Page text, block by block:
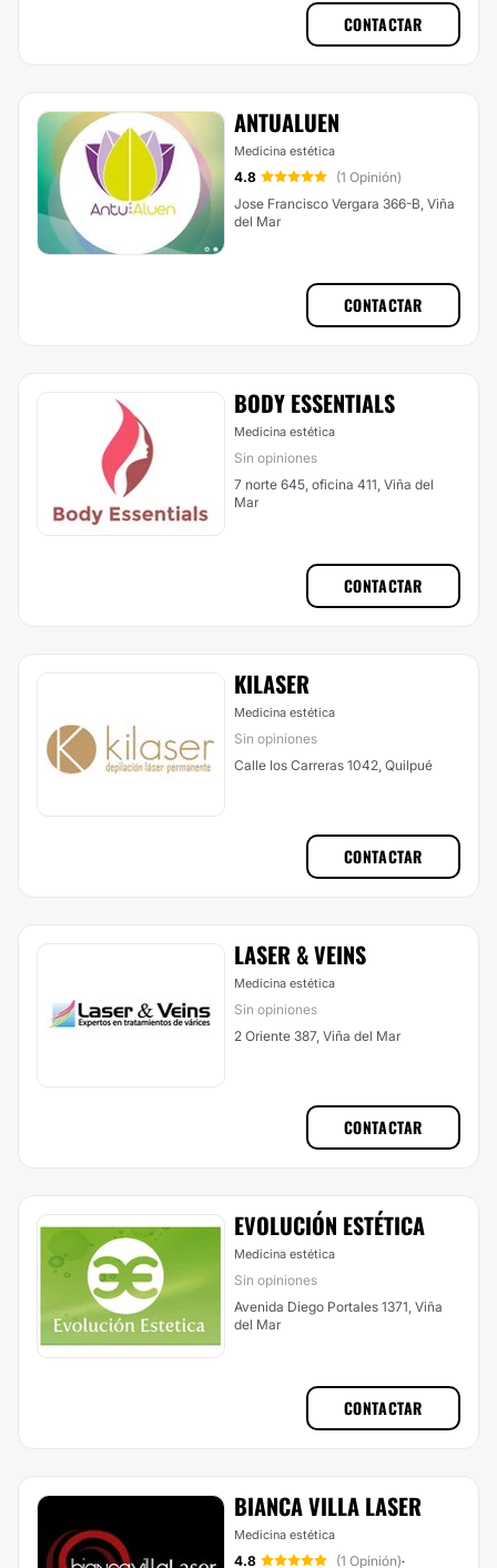
CONTACTAR
ANTUALUEN
Medicina estética
4.8
(1 Opinión)
Jose Francisco Vergara 366-B, Viña
del Mar
CONTACTAR
BODY ESSENTIALS
Medicina estética
Sin opiniones
7 norte 645, oficina 411, Viña del
Mar
CONTACTAR
KILASER
Medicina estética
Sin opiniones
Calle los Carreras 1042, Quilpué
CONTACTAR
LASER & VEINS
Medicina estética
Sin opiniones
2 Oriente 387, Viña del Mar
CONTACTAR
EVOLUCIÓN ESTÉTICA
Medicina estética
Sin opiniones
Avenida Diego Portales 1371, Viña
del Mar
CONTACTAR
BIANCA VILLA LASER
Medicina estética
4.8 (1 Opinión)·